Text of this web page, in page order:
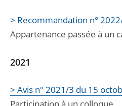
> Recommandation n°
Appartenance passée à un
2021
> Avis n° 2021/3 du 15